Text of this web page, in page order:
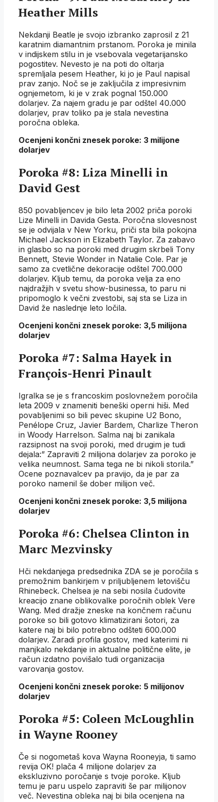
Heather Mills
Nekdanji Beatle je svojo izbranko zaprosil z 21
karatnim diamantnim prstanom. Poroka je minila
v indijskem stilu in je vsebovala vegetarijansko
pogostitev. Nevesto je na poti do oltarja
spremljala pesem Heather, ki jo je Paul napisal
prav zanjo. Noč se je zaključila z impresivnim
ognjemetom, ki je v zrak pognal 150.000
dolarjev. Za najem gradu je par odštel 40.000
dolarjev, prav toliko pa je stala nevestina
poročna obleka.
Ocenjeni končni znesek poroke: 3 milijone
dolarjev
Poroka #8: Liza Minelli in
David Gest
850 povabljencev je bilo leta 2002 priča poroki
Lize Minelli in Davida Gesta. Poročna slovesnost
se je odvijala v New Yorku, priči sta bila pokojna
Michael Jackson in Elizabeth Taylor. Za zabavo
in glasbo so na poroki med drugim skrbeli Tony
Bennett, Stevie Wonder in Natalie Cole. Par je
samo za cvetlične dekoracije odštel 700.000
dolarjev. Kljub temu, da poroka velja za eno
najdražjih v svetu show-businessa, to paru ni
pripomoglo k večni zvestobi, saj sta se Liza in
David že naslednje leto ločila.
Ocenjeni končni znesek poroke: 3,5 milijona
dolarjev
Poroka #7: Salma Hayek in
François-Henri Pinault
Igralka se je s francoskim poslovnežem poročila
leta 2009 v znameniti beneški operni hiši. Med
povabljenimi so bili pevec skupine U2 Bono,
Penélope Cruz, Javier Bardem, Charlize Theron
in Woody Harrelson. Salma naj bi zanikala
razsipnost na svoji poroki, med drugim je tudi
dejala:” Zapraviti 2 milijona dolarjev za poroko je
velika neumnost. Sama tega ne bi nikoli storila.”
Ocene poznavalcev pa pravijo, da je par za
poroko namenil še dober milijon več.
Ocenjeni končni znesek poroke: 3,5 milijona
dolarjev
Poroka #6: Chelsea Clinton in
Marc Mezvinsky
Hči nekdanjega predsednika ZDA se je poročila s
premožnim bankirjem v priljubljenem letovišču
Rhinebeck. Chelsea je na sebi nosila čudovite
kreacijo znane oblikovalke poročnih oblek Vere
Wang. Med dražje zneske na končnem računu
poroke so bili gotovo klimatizirani šotori, za
katere naj bi bilo potrebno odšteti 600.000
dolarjev. Zaradi profila gostov, med katerimi ni
manjkalo nekdanje in aktualne politične elite, je
račun izdatno povišalo tudi organizacija
varovanja gostov.
Ocenjeni končni znesek poroke: 5 milijonov
dolarjev
Poroka #5: Coleen McLoughlin
in Wayne Rooney
Če si nogometaš kova Wayna Rooneyja, ti samo
revija OK! plača 4 milijone dolarjev za
ekskluzivno poročanje s tvoje poroke. Kljub
temu je paru uspelo zapraviti še par milijonov
več. Nevestina obleka naj bi bila ocenjena na